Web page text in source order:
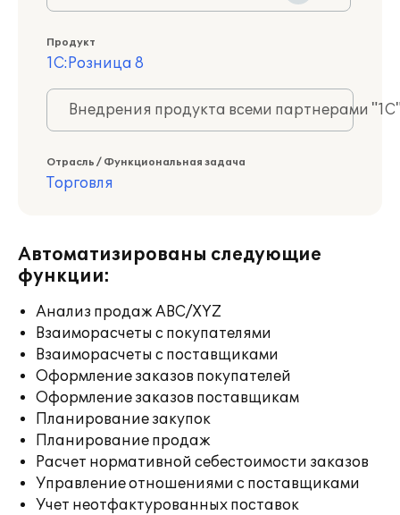
Продукт
1С:Розница 8
Внедрения продукта всеми партнерами
Отрасль / Функциональная задача
Торговля
Автоматизированы следующие
функции:
Анализ продаж ABC/XYZ
Взаиморасчеты с покупателями
Взаиморасчеты с поставщиками
Оформление заказов покупателей
Оформление заказов поставщикам
Планирование закупок
Планирование продаж
Расчет нормативной себестоимости заказов
Управление отношениями с поставщиками
Учет неотфактурованных поставок